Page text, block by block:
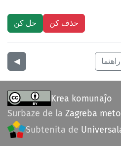
◀︎ راهنما
Krea komunaĵo
Surbaze de la Zagreba
Subtenita de